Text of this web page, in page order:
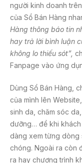
người kinh doanh
của Sổ Bán Hàng
Hàng thông báo tin
hay trả lời bình luận
không lo thiếu sót”,
Fanpage vào ứng
Dùng Sổ Bán Hàng,
của mình lên
sinh da, chăm sóc
dưỡng… để khi
dàng xem từng dòng
chóng. Ngoài ra còn
ra hay chương trình